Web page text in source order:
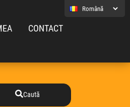
CONTACT
Caută